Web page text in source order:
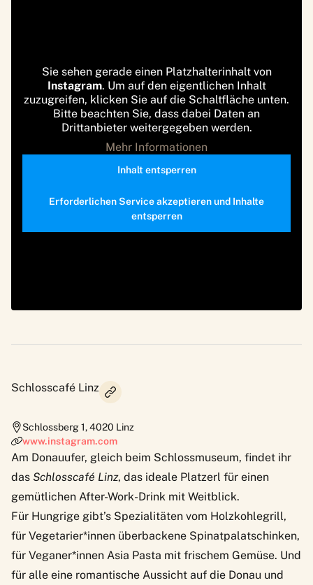
Sie sehen gerade einen Platzhalterinhalt von
Instagram. Um auf den eigentlichen Inhalt
zuzugreifen, klicken Sie auf die Schaltfläche unten.
Bitte beachten Sie, dass dabei Daten an
Drittanbieter weitergegeben werden.
Mehr Informationen
Inhalt entsperren
Erforderlichen Service akzeptieren und Inhalte
entsperren
Schlosscafé Linz
Schlossberg 1,4020 Linz
www.instagram.com
Am Donauufer, gleich beim Schlossmuseum, findet ihr
das Schlosscafé Linz, das ideale Platzerl für einen
gemütlichen After-Work-Drink mit Weitblick.
Für Hungrige gibt’s Spezialitäten vom Holzkohlegrill,
für Vegetarier*innen überbackene Spinatpalatschinken,
für Veganer*innen Asia Pasta mit frischem Gemüse. Und
für alle eine romantische Aussicht auf die Donau und